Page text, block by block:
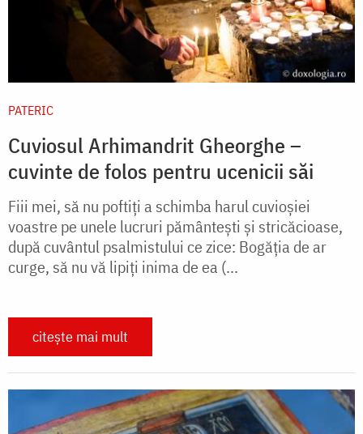
PATERIC
Cuviosul Arhimandrit Gheorghe –
cuvinte de folos pentru ucenicii săi
Fiii mei, să nu poftiţi a schimba harul cuvioşiei
voastre pe unele lucruri pământeşti şi stricăcioase,
după cuvântul psalmistului ce zice: Bogăţia de ar
curge, să nu vă lipiţi inima de ea (...
citește mai mult